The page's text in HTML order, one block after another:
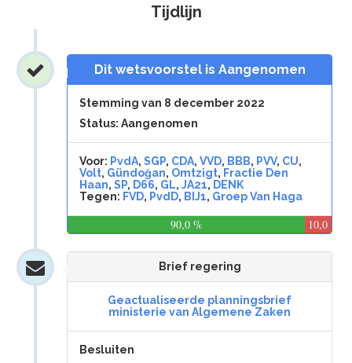
Tijdlijn
Dit wetsvoorstel is Aangenomen
Stemming van 8 december 2022
Status: Aangenomen
Voor: PvdA,SGP, CDA,VVD, BBB, PVV, CU,
Volt, Gündoğan, Omtzigt, Fractie Den
Haan,SP, D66, GL,JA21, DENK
Tegen: FVD, PvdD, BIJ1, Groep Van Haga
90,0 %
10,0
Brief regering
Geactualiseerde planningsbrief
ministerie van Algemene Zaken
Besluiten